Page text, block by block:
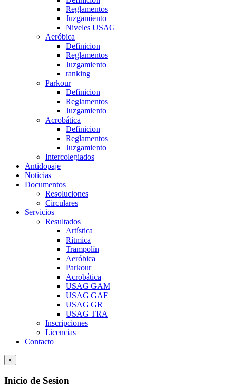
Reglamentos
Juzgamiento
Niveles USAG
Aeróbica
Definicion
Reglamentos
Juzgamiento
ranking
Parkour
Definicion
Reglamentos
Juzgamiento
Acrobática
Definicion
Reglamentos
Juzgamiento
Intercolegiados
Antidopaje
Noticias
Documentos
Resoluciones
Circulares
Servicios
Resultados
Artística
Rítmica
Trampolín
Aeróbica
Parkour
Acrobática
USAG GAM
USAG GAF
USAG GR
USAG TRA
Inscripciones
Licencias
Contacto
×
Inicio de Sesion